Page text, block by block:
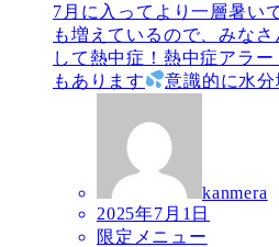
7月に入ってより一層暑い
も増えているので、みな
して熱中症！熱中症アラ
もあります
意識的に水
kanmera
2025年7月1日
限定メニュー